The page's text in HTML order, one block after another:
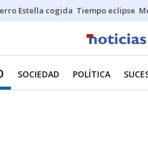
Estella cogida Tiempo eclipse
SOCIEDAD POLÍTICA